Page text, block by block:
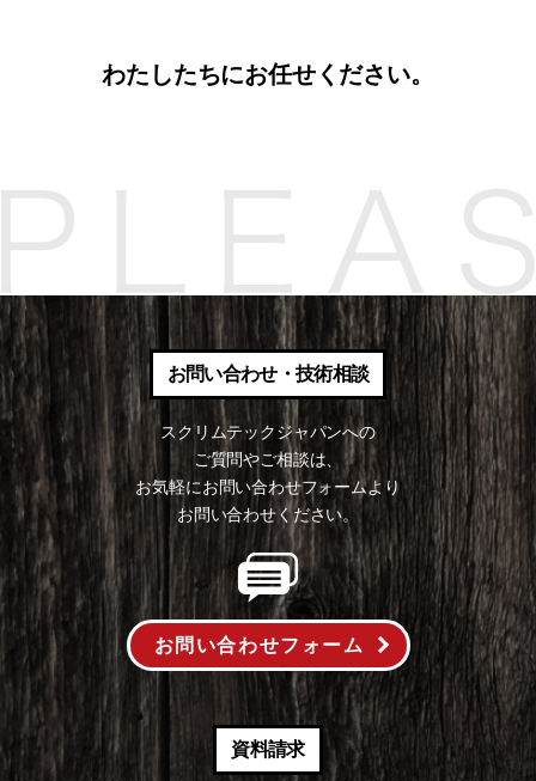
わたしたちにお任せください。
お問い合わせ・技術相談
スクリムテックジャパンへの
ご質問やご相談は、
お気軽にお問い合わせフォームより
お問い合わせください。
お問い合わせフォーム
資料請求